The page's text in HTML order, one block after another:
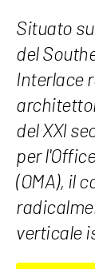
Situato
del
Interlace
del XXI
per
(OMA), il
verticale